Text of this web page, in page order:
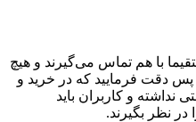
هم تماس می‌گیرند و هیچ
فرمایید که در خرید و
و کاربران باید
بگیرند.